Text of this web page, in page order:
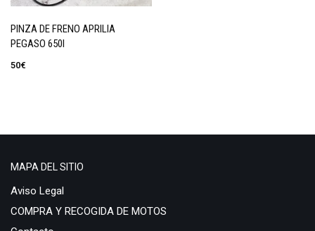
PINZA DE FRENO APRILIA
PEGASO 650I
50€
MAPA DEL SITIO
Aviso Legal
COMPRA Y RECOGIDA DE MOTOS